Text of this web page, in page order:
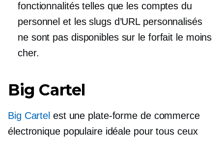
fonctionnalités telles que les comptes du
personnel et les slugs d’URL personnalisés
ne sont pas disponibles sur le forfait le moins
cher.
Big Cartel
Big Cartel est une plate-forme de commerce
électronique populaire idéale pour tous ceux